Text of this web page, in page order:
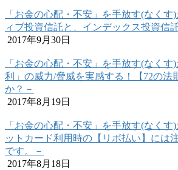
「お金の心配・不安」を手放す(なく
ィブ投資信託と、インデックス投資信
2017年9月30日
「お金の心配・不安」を手放す(なく
利」の威力/脅威を実感する！【72の法
か？－
2017年8月19日
「お金の心配・不安」を手放す(なく
ットカード利用時の【リボ払い】には
です。－
2017年8月18日